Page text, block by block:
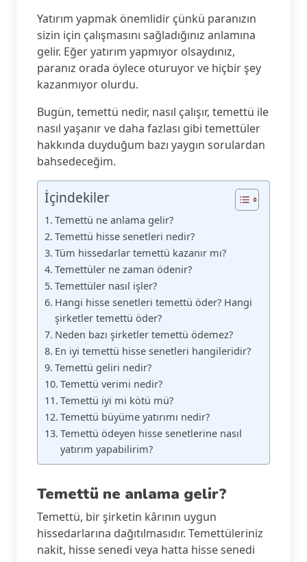
Yatırım yapmak önemlidir çünkü paranızın
sizin için çalışmasını sağladığınız anlamına
gelir. Eğer yatırım yapmıyor olsaydınız,
paranız orada öylece oturuyor ve hiçbir şey
kazanmıyor olurdu.
Bugün, temettü nedir, nasıl çalışır, temettü ile
nasıl yaşanır ve daha fazlası gibi temettüler
hakkında duyduğum bazı yaygın sorulardan
bahsedeceğim.
İçindekiler
Temettü ne anlama gelir?
Temettü hisse senetleri nedir?
Tüm hissedarlar temettü kazanır mı?
Temettüler ne zaman ödenir?
Temettüler nasıl işler?
Hangi hisse senetleri temettü öder? Hangi
şirketler temettü öder?
Neden bazı şirketler temettü ödemez?
En iyi temettü hisse senetleri hangileridir?
Temettü geliri nedir?
Temettü verimi nedir?
Temettü iyi mi kötü mü?
Temettü büyüme yatırımı nedir?
Temettü ödeyen hisse senetlerine nasıl
yatırım yapabilirim?
Temettü ne anlama gelir?
Temettü, bir şirketin kârının uygun
hissedarlarına dağıtılmasıdır. Temettüleriniz
nakit, hisse senedi veya hatta hisse senedi